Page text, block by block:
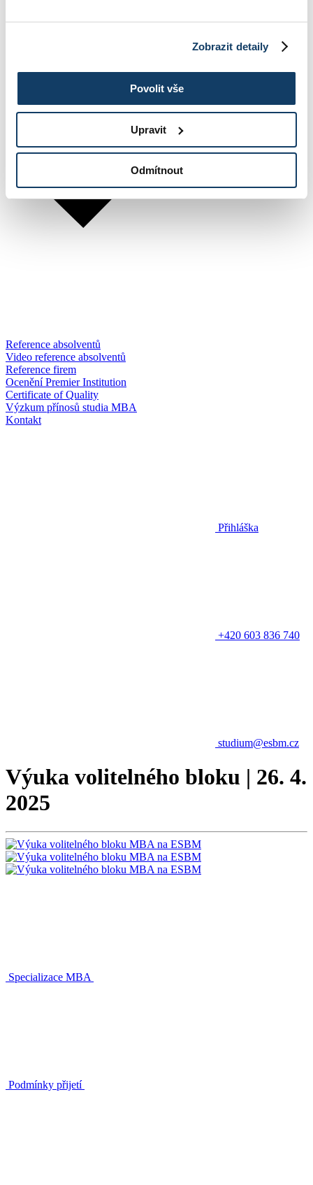
Zobrazit detaily
Povolit vše
Upravit
Odmítnout
Reference absolventů
Video reference absolventů
Reference firem
Ocenění Premier Institution
Certificate of Quality
Výzkum přínosů studia MBA
Kontakt
Přihláška
+420 603 836 740
studium@esbm.cz
Výuka volitelného bloku | 26. 4.
2025
Specializace MBA
Podmínky přijetí